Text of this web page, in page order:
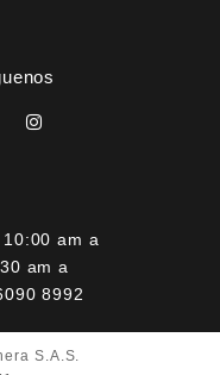
am a
am a
8992
S.A.S.